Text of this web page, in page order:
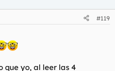
#119
que yo, al leer las 4